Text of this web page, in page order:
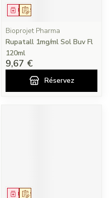
Sur prescription
Médicament
Bioprojet Pharma
Rupatall 1mg/ml Sol Buv Fl
120ml
9,67 €
Réservez
Sur prescription
Médicament